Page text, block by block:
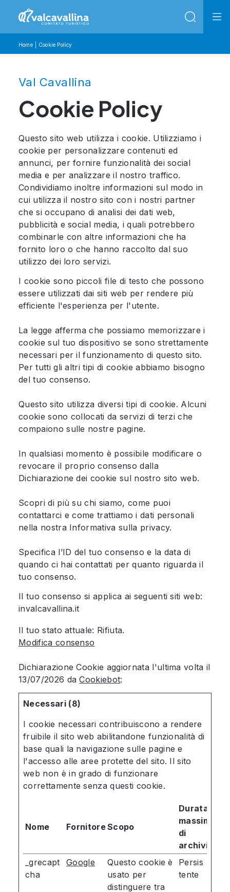
Home Cookie Policy
Val Cavallina
Cookie Policy
Questo sito web utilizza i cookie. Utilizziamo i
cookie per personalizzare contenuti ed
annunci, per fornire funzionalità dei social
media e per analizzare il nostro traffico.
Condividiamo inoltre informazioni sul modo in
cui utilizza il nostro sito con i nostri partner
che si occupano di analisi dei dati web,
pubblicità e social media, i quali potrebbero
combinarle con altre informazioni che ha
fornito loro o che hanno raccolto dal suo
utilizzo dei loro servizi.
I cookie sono piccoli file di testo che possono
essere utilizzati dai siti web per rendere più
efficiente l'esperienza per l'utente.
La legge afferma che possiamo memorizzare i
cookie sul tuo dispositivo se sono strettamente
necessari per il funzionamento di questo sito.
Per tutti gli altri tipi di cookie abbiamo bisogno
del tuo consenso.
Questo sito utilizza diversi tipi di cookie. Alcuni
cookie sono collocati da servizi di terzi che
compaiono sulle nostre pagine.
In qualsiasi momento è possibile modificare o
revocare il proprio consenso dalla
Dichiarazione dei cookie sul nostro sito web.
Scopri di più su chi siamo, come puoi
contattarci e come trattiamo i dati personali
nella nostra Informativa sulla privacy.
Specifica l’ID del tuo consenso e la data di
quando ci hai contattati per quanto riguarda il
tuo consenso.
Il tuo consenso si applica ai seguenti siti web:
invalcavallina.it
Il tuo stato attuale: Rifiuta.
Modifica consenso
Dichiarazione Cookie aggiornata l'ultima volta il
13/07/2026 daCookiebot:
Necessari (8)
I cookie necessari contribuiscono a rendere
fruibile il sito web abilitandone funzionalità di
base quali la navigazione sulle pagine e
l'accesso alle aree protette del sito. Il sito
web non è in grado di funzionare
correttamente senza questi cookie.
Nome Fornitore Scopo
Durata
massima
di
_grecapt
cha
Google
Questo cookie è
usato per
distinguere tra
Persis
tente